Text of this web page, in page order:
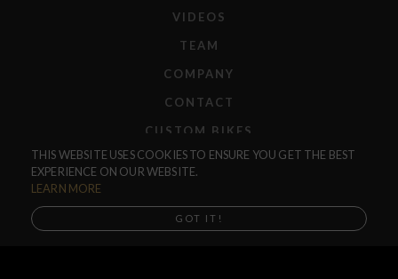
VIDEOS
TEAM
COMPANY
CONTACT
CUSTOM BIKES
F.A.Q.
RETURNS
THIS WEBSITE USES COOKIES TO ENSURE YOU GET THE BEST
EXPERIENCE ON OUR WEBSITE.
LEARN MORE
GOT IT!